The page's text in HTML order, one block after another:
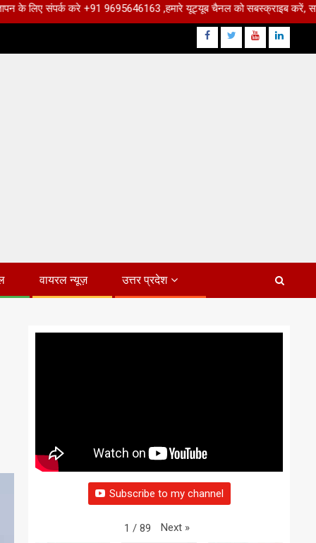
करे +91 9695646163 ,हमारे यूट्यूब चैनल को सबस्क्राइब करें, साथ मे हमारे
Facebook
TwitterYoutubeLinkdin
वायरल न्यूज़ उत्तर प्रदेश
Subscribe to my channel
1 / 89 Next »